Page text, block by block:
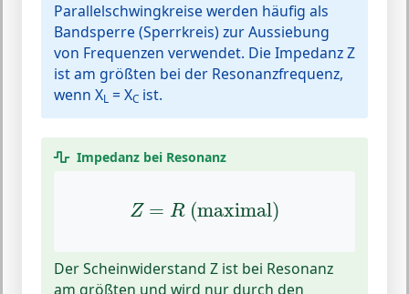
Parallelschwingkreise werden häufig als
Bandsperre (Sperrkreis) zur Aussiebung
von Frequenzen verwendet. Die Impedanz Z
ist am größten bei der Resonanzfrequenz,
wenn XL = XC ist.
Impedanz bei Resonanz
Z = R (maximal)
Z (maximal)
Der Scheinwiderstand Z ist bei Resonanz
am größten und wird nur durch den